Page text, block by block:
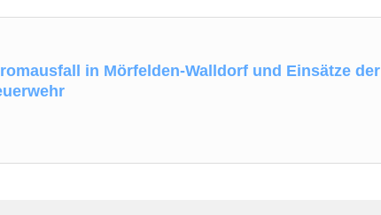
in Mörfelden-Walldorf und Einsätze der